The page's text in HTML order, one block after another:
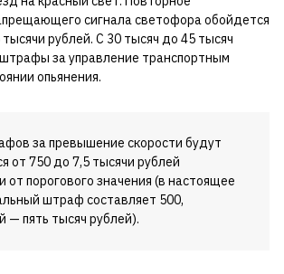
сигнала светофора обойдется
рублей. С 30 тысяч до 45 тысяч
за управление транспортным
опьянения.
за превышение скорости будут
от 750 до 7,5 тысячи рублей
от порогового значения (в настоящее
штраф составляет 500,
— пять тысяч рублей).